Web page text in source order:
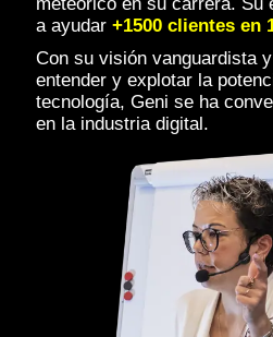
a ayudar +1500 clientes en
Con su visión vanguardista
entender y explotar la
tecnología, Geni se ha
en la industria digital.